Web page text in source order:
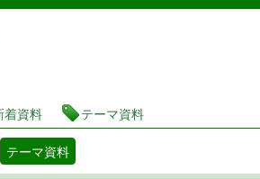
図書館 蔵書検索・予約システム
着資料 テーマ資料
テーマ資料